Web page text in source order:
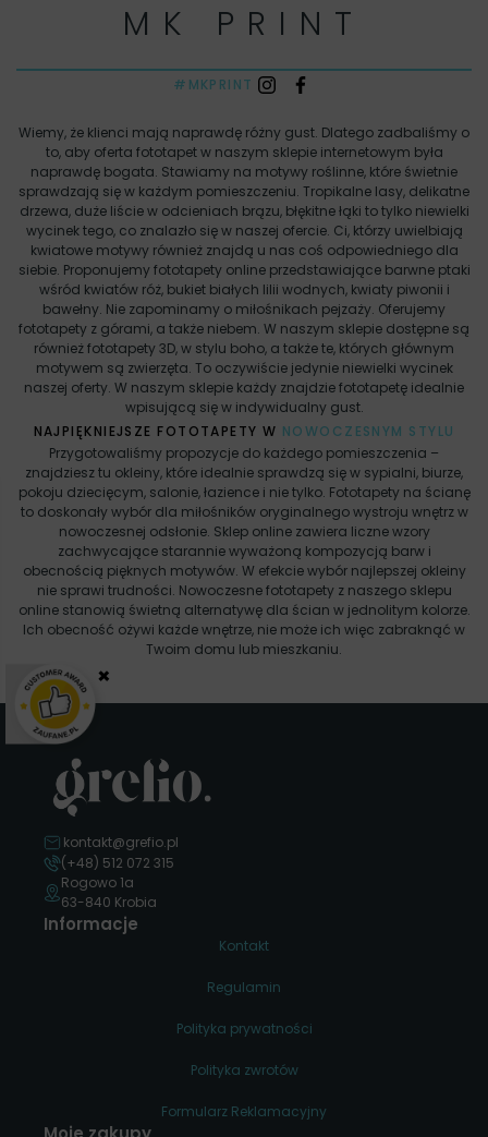
MK PRINT
#MKPRINT
Wiemy, że klienci mają naprawdę różny gust. Dlatego zadbaliśmy o
to, aby oferta fototapet w naszym sklepie internetowym była
naprawdę bogata. Stawiamy na motywy roślinne, które świetnie
sprawdzają się w każdym pomieszczeniu. Tropikalne lasy, delikatne
drzewa, duże liście w odcieniach brązu, błękitne łąki to tylko niewielki
wycinek tego, co znalazło się w naszej ofercie. Ci, którzy uwielbiają
kwiatowe motywy również znajdą u nas coś odpowiedniego dla
siebie. Proponujemy fototapety online przedstawiające barwne ptaki
wśród kwiatów róż, bukiet białych lilii wodnych, kwiaty piwonii i
bawełny. Nie zapominamy o miłośnikach pejzaży. Oferujemy
fototapety z górami, a także niebem. W naszym sklepie dostępne są
również fototapety 3D, w stylu boho, a także te, których głównym
motywem są zwierzęta. To oczywiście jedynie niewielki wycinek
naszej oferty. W naszym sklepie każdy znajdzie fototapetę idealnie
wpisującą się w indywidualny gust.
NAJPIĘKNIEJSZE FOTOTAPETY W NOWOCZESNYM STYLU
Przygotowaliśmy propozycje do każdego pomieszczenia –
znajdziesz tu okleiny, które idealnie sprawdzą się w sypialni, biurze,
pokoju dziecięcym, salonie, łazience i nie tylko. Fototapety na ścianę
to doskonały wybór dla miłośników oryginalnego wystroju wnętrz w
nowoczesnej odsłonie. Sklep online zawiera liczne wzory
zachwycające starannie wyważoną kompozycją barw i
obecnością pięknych motywów. W efekcie wybór najlepszej okleiny
nie sprawi trudności. Nowoczesne fototapety z naszego sklepu
online stanowią świetną alternatywę dla ścian w jednolitym kolorze.
Ich obecność ożywi każde wnętrze, nie może ich więc zabraknąć w
Twoim domu lub mieszkaniu.
kontakt@grefio.pl
(+48) 512 072 315
Rogowo 1a
63-840 Krobia
Informacje
Kontakt
Regulamin
Polityka prywatności
Polityka zwrotów
Formularz Reklamacyjny
×